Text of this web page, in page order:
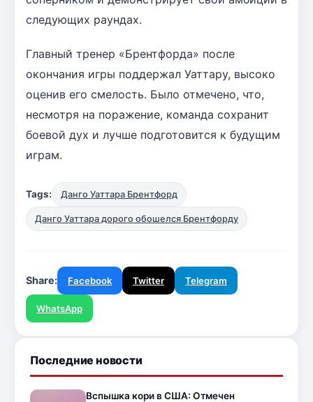
следующих раундах.
Главный тренер «Брентфорда» после
окончания игры поддержал Уаттару, высоко
оценив его смелость. Было отмечено, что,
несмотря на поражение, команда сохранит
боевой дух и лучше подготовится к будущим
играм.
Tags: Данго Уаттара Брентфорд
Данго Уаттара дорого обошелся Брентфорду
Share: Facebook Twitter Telegram
WhatsApp
Последние новости
Вспышка кори в США: Отмечен